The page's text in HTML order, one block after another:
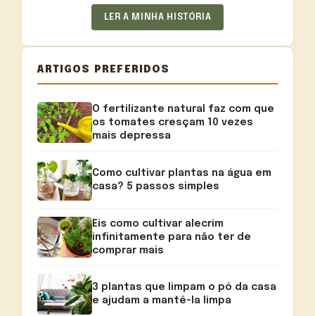
LER A MINHA HISTÓRIA
ARTIGOS PREFERIDOS
O fertilizante natural faz com que
os tomates cresçam 10 vezes
mais depressa
Como cultivar plantas na água em
casa? 5 passos simples
Eis como cultivar alecrim
infinitamente para não ter de
comprar mais
3 plantas que limpam o pó da casa
e ajudam a mantê-la limpa